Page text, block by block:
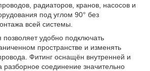
радиаторов, кранов, насосов и
под углом 90° без
всей системы.
позволяет удобно подключать
пространстве и изменять
Фитинг оснащён внутренней и
разборное соединение значительно